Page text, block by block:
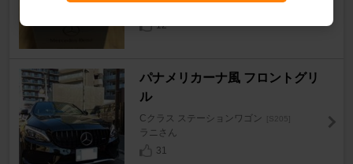
12
パナメリカーナ風 フロントグリ
ル
Cクラス ステーションワゴン [S205]
ラニさん
31